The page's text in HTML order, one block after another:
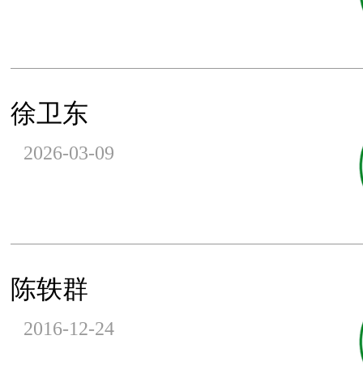
徐卫东
2026-03-09
陈轶群
2016-12-24